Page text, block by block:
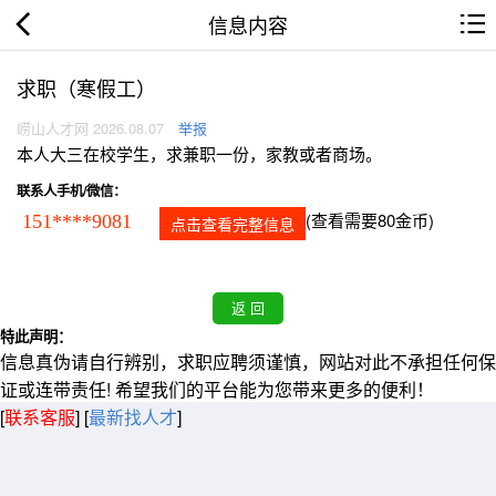
信息内容
求职（寒假工）
崂山人才网 2026.08.07 举报
本人大三在校学生，求兼职一份，家教或者商场。
联系人手机/微信：
151****9081 点击查看完整信息 (查看需要80金币)
特此声明：
信息真伪请自行辨别，求职应聘须谨慎，网站对此不承担任何保
证或连带责任! 希望我们的平台能为您带来更多的便利！
[联系客服] [最新找人才]